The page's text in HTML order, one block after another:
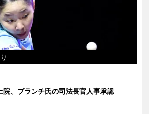
院、ブランチ氏の司法長官人事承認